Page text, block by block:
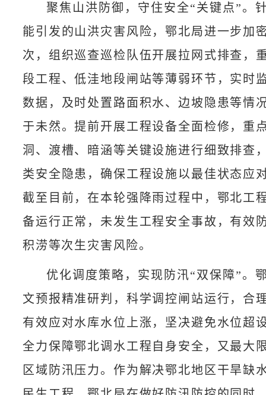
聚焦山洪防御，守住安全“关键点”。
能引发的山洪灾害风险，鄂北局进一步加
次，组织巡查巡检队伍开展拉网式排查，
段工程、低洼地段闸站等薄弱环节，实时
数据，及时处置路面积水、边坡隐患等情
于未然。提前开展工程设备全面检修，重
洞、渡槽、暗涵等关键设施进行细致排查
类安全隐患，确保工程设施以最佳状态应
截至目前，在本轮强降雨过程中，鄂北工
备运行正常，未发生工程安全事故，有效
积涝等次生灾害风险。
优化调度策略，实现防汛“双保障”。
文预报精准研判，科学调控闸站运行，合
有效应对水库水位上涨，坚决避免水位超
全力保障鄂北调水工程自身安全，又最大
区域防汛压力。作为解决鄂北地区干旱缺